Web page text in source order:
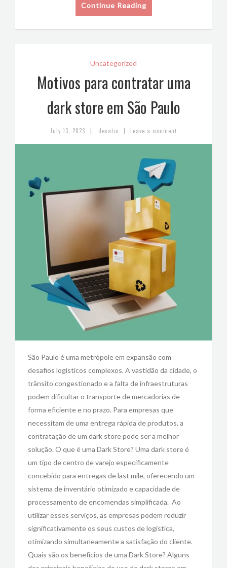
Continue Reading
Uncategorized
Motivos para contratar uma
dark store em São Paulo
July 13, 2023 | desafio | Leave a comment
São Paulo é uma metrópole em expansão com
desafios logísticos complexos. A vastidão da cidade, o
trânsito congestionado e a falta de infraestruturas
podem dificultar o transporte de mercadorias de
forma eficiente e no prazo. Para empresas que
necessitam de uma entrega rápida de produtos, a
contratação de um dark store pode ser a melhor
solução. O que é uma Dark Store? Uma dark store é
um tipo de centro de varejo especificamente
concebido para entregas de last mile, oferecendo um
sistema de inventário otimizado e capacidade de
processamento de encomendas simplificada. Ao
utilizar esses serviços, as empresas podem reduzir
significativamente os seus custos de logística,
otimizando simultaneamente a satisfação do cliente.
Quais são os benefícios de uma Dark Store? Alguns